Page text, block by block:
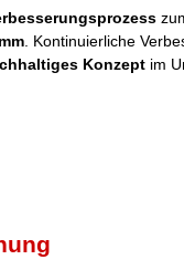
. Kontinuierliche
Konzept im